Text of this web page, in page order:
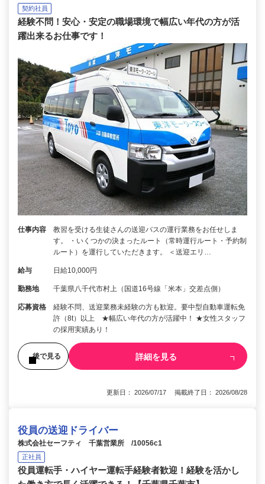
契約社員
経験不問！安心・安定の職場環境で幅広い年代の方が活
躍出来るお仕事です！
仕事内容
教習を受ける生徒さんの送迎バスの運行業務をお任せしま
す。 ・いくつかの決まったルート（常時運行ルート・予約制
ルート）を運行していただきます。 ＜送迎エリ…
給与 日給10,000円
勤務地 千葉県八千代市村上（国道16号線「米本」交差点側）
応募資格
経験不問、送迎業務未経験の方も歓迎。要中型自動車運転免
許（8t）以上 ★幅広い年代の方が活躍中！ ★女性スタッフ
の採用実績あり！
後で見る 詳細を見る
更新日： 2026/07/17 掲載終了日： 2026/08/28
役員の送迎ドライバー
株式会社セーフティ 千葉営業所 /10056c1
正社員
役員運転手・ハイヤー運転手経験者歓迎！経験を活かし